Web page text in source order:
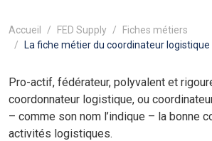
Accueil FED Supply
Fiches métiers
La fiche métier du coordinateur logistique
Pro-actif, fédérateur, polyvalent et
coordonnateur logistique, ou
– comme son nom l’indique – la bonne
activités logistiques.